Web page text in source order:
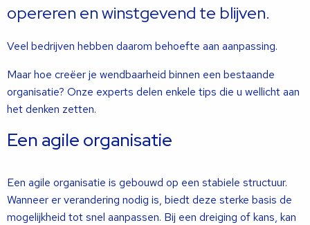
opereren en winstgevend te blijven.
Veel bedrijven hebben daarom behoefte aan aanpassing.
Maar hoe creëer je wendbaarheid binnen een bestaande
organisatie? Onze experts delen enkele tips die u wellicht aan
het denken zetten.
Een agile organisatie
Een agile organisatie is gebouwd op een stabiele structuur.
Wanneer er verandering nodig is, biedt deze sterke basis de
mogelijkheid tot snel aanpassen. Bij een dreiging of kans, kan